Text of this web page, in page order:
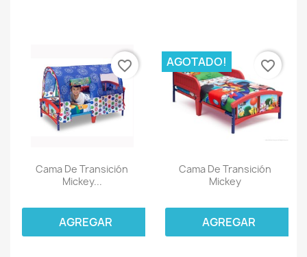
Cama De Transición
Mickey...
AGREGAR
favorite_border
Cama De Transición
Mickey
AGOTADO!
AGREGAR
favorite_border